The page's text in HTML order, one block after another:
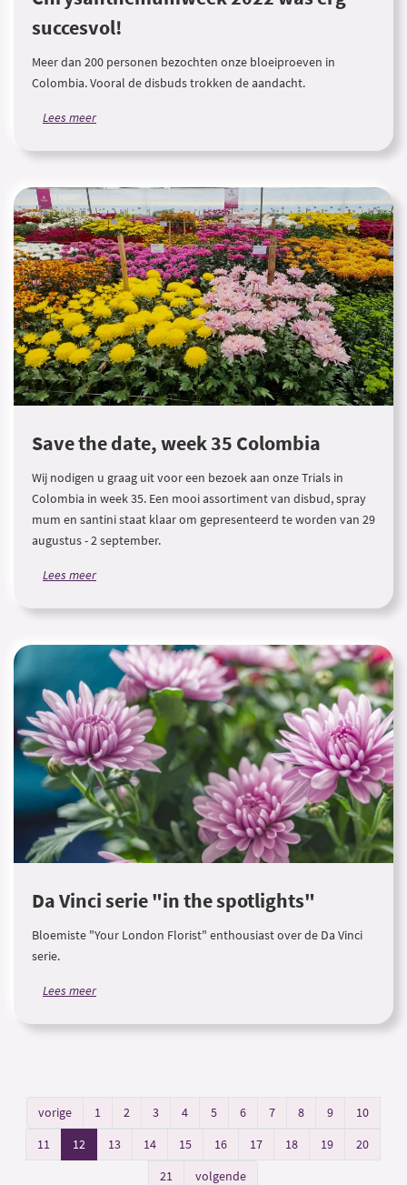
succesvol!
Meer dan 200 personen bezochten onze bloeiproeven in
Colombia. Vooral de disbuds trokken de aandacht.
Lees meer
Save the date, week 35 Colombia
Wij nodigen u graag uit voor een bezoek aan onze Trials in
Colombia in week 35. Een mooi assortiment van disbud, spray
mum en santini staat klaar om gepresenteerd te worden van 29
augustus - 2 september.
Lees meer
Da Vinci serie "in the spotlights"
Bloemiste "Your London Florist" enthousiast over de Da Vinci
serie.
Lees meer
vorige 1 2 3 4 5 6 7 8 9
10
11
12 13 14 15 16 17 18 19
20
21
volgende